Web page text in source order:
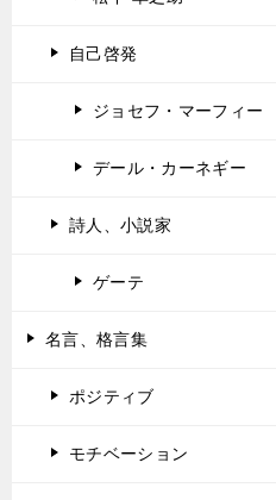
自己啓発
ジョセフ・マーフィー
デール・カーネギー
詩人、小説家
ゲーテ
名言、格言集
ポジティブ
モチベーション